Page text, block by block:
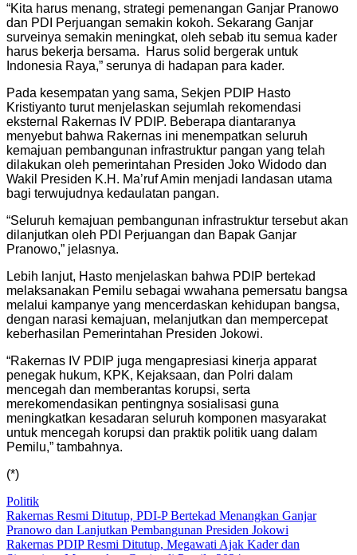
“Kita harus menang, strategi pemenangan Ganjar Pranowo
dan PDI Perjuangan semakin kokoh. Sekarang Ganjar
surveinya semakin meningkat, oleh sebab itu semua kader
harus bekerja bersama. Harus solid bergerak untuk
Indonesia Raya,” serunya di hadapan para kader.
Pada kesempatan yang sama, Sekjen PDIP Hasto
Kristiyanto turut menjelaskan sejumlah rekomendasi
eksternal Rakernas IV PDIP. Beberapa diantaranya
menyebut bahwa Rakernas ini menempatkan seluruh
kemajuan pembangunan infrastruktur pangan yang telah
dilakukan oleh pemerintahan Presiden Joko Widodo dan
Wakil Presiden K.H. Ma’ruf Amin menjadi landasan utama
bagi terwujudnya kedaulatan pangan.
“Seluruh kemajuan pembangunan infrastruktur tersebut akan
dilanjutkan oleh PDI Perjuangan dan Bapak Ganjar
Pranowo,” jelasnya.
Lebih lanjut, Hasto menjelaskan bahwa PDIP bertekad
melaksanakan Pemilu sebagai wwahana pemersatu bangsa
melalui kampanye yang mencerdaskan kehidupan bangsa,
dengan narasi kemajuan, melanjutkan dan mempercepat
keberhasilan Pemerintahan Presiden Jokowi.
“Rakernas IV PDIP juga mengapresiasi kinerja apparat
penegak hukum, KPK, Kejaksaan, dan Polri dalam
mencegah dan memberantas korupsi, serta
merekomendasikan pentingnya sosialisasi guna
meningkatkan kesadaran seluruh komponen masyarakat
untuk mencegah korupsi dan praktik politik uang dalam
Pemilu,” tambahnya.
(*)
Politik
Post
navigation
Rakernas Resmi Ditutup, PDI-P Bertekad Menangkan Ganjar
Pranowo dan Lanjutkan Pembangunan Presiden Jokowi
Rakernas PDIP Resmi Ditutup, Megawati Ajak Kader dan